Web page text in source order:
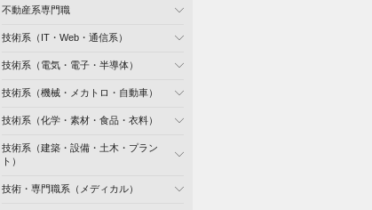
不動産系専門職
技術系（IT・Web・通信系）
技術系（電気・電子・半導体）
技術系（機械・メカトロ・自動車）
技術系（化学・素材・食品・衣料）
技術系（建築・設備・土木・プラン
ト）
技術・専門職系（メディカル）